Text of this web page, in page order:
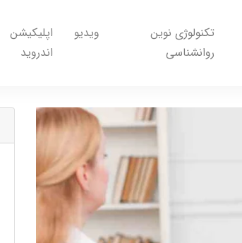
تکنولوژی نوین
روانشناسی
ویدیو
اپلیکیشن
اندروید